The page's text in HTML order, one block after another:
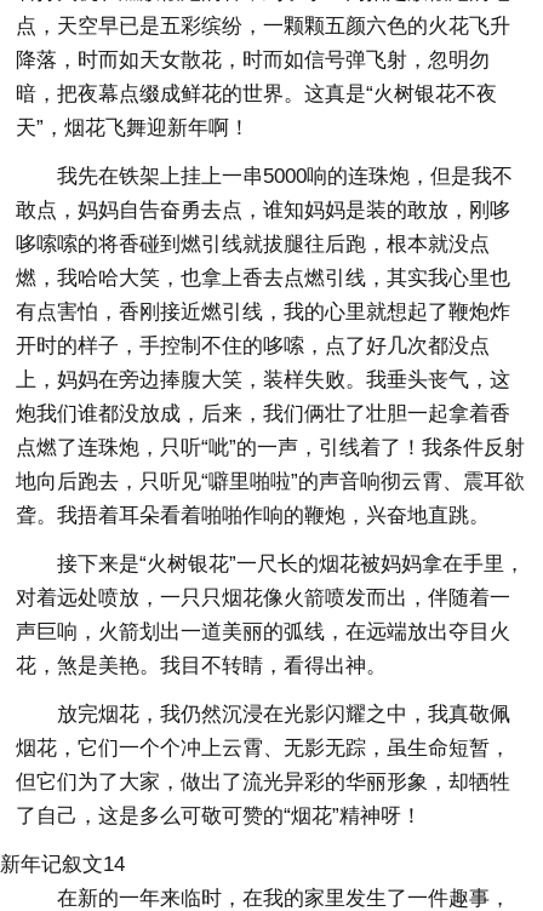
点，天空早已是五彩缤纷，一颗颗五颜六色的火花飞升
降落，时而如天女散花，时而如信号弹飞射，忽明勿
暗，把夜幕点缀成鲜花的世界。这真是“火树银花不夜
天”，烟花飞舞迎新年啊！
我先在铁架上挂上一串5000响的连珠炮，但是我不
敢点，妈妈自告奋勇去点，谁知妈妈是装的敢放，刚哆
哆嗦嗦的将香碰到燃引线就拔腿往后跑，根本就没点
燃，我哈哈大笑，也拿上香去点燃引线，其实我心里也
有点害怕，香刚接近燃引线，我的心里就想起了鞭炮炸
开时的样子，手控制不住的哆嗦，点了好几次都没点
上，妈妈在旁边捧腹大笑，装样失败。我垂头丧气，这
炮我们谁都没放成，后来，我们俩壮了壮胆一起拿着香
点燃了连珠炮，只听“呲”的一声，引线着了！我条件反射
地向后跑去，只听见“噼里啪啦”的声音响彻云霄、震耳欲
聋。我捂着耳朵看着啪啪作响的鞭炮，兴奋地直跳。
接下来是“火树银花”一尺长的烟花被妈妈拿在手里，
对着远处喷放，一只只烟花像火箭喷发而出，伴随着一
声巨响，火箭划出一道美丽的弧线，在远端放出夺目火
花，煞是美艳。我目不转睛，看得出神。
放完烟花，我仍然沉浸在光影闪耀之中，我真敬佩
烟花，它们一个个冲上云霄、无影无踪，虽生命短暂，
但它们为了大家，做出了流光异彩的华丽形象，却牺牲
了自己，这是多么可敬可赞的“烟花”精神呀！
新年记叙文14
在新的一年来临时，在我的家里发生了一件趣事，